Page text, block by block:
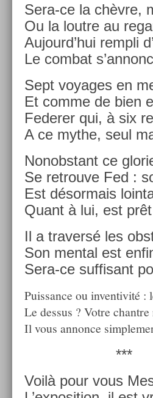
Sera-ce la chèvre,
Ou la lout­re au
Aujourd’hui re­mpli
Le com­bat
Sept voyages en
Et comme de bien
Feder­er qui, à six
A ce mythe, seul
Non­obstant ce
Se retro­uve Fed :
Est désor­mais
Quant à lui, est
Il a trav­ersé les
Son ment­al est
Sera-ce suf­fisant
Puis­sance ou in­ven­tivité :
Le de­ssus ? Votre
Il vous an­non­ce
***
Voilà pour vous